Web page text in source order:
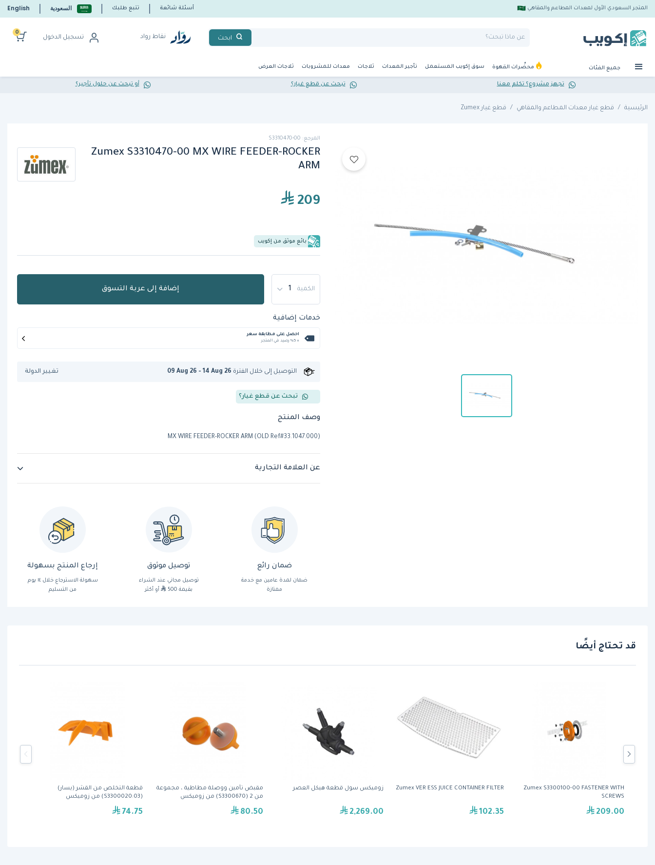
المتجر السعودي الأول لمعدات المطاعم والمقاهي أسئلة شائعة تتبع طلبك السعودية English
ابحث نقاط رواد تسجيل الدخول
0
جميع الفئات محضِّرات القهوة سوق إكويب المستعمل تأجير المعدات ثلاجات معدات للمشروبات ثلاجات العرض
تجهز مشروع؟ تكلم معنا تبحث عن قطع غيار؟ أو تبحث عن حلول تأجير؟
الرئيسية قطع غيار معدات المطاعم والمقاهي قطع غيار Zumex
المرجع: S3310470-00
Zumex S3310470-00 MX WIRE FEEDER-ROCKER
ARM
209
بائع موثق من إكويب
الكمية إضافة إلى عربة التسوق
خدمات إضافية
احصل على مطابقة سعر
+ %5 رصيد في المتجر
التوصيل إلى خلال الفترة 09 Aug 26 - 14 Aug 26 تغيير الدولة
تبحث عن قطع غيار؟
وصف المنتج
MX WIRE FEEDER-ROCKER ARM (OLD Ref#33.1047.000)
عن العلامة التجارية
ضمان رائع
ضمان لمدة عامين مع خدمة
ممتازة
توصيل موثوق
توصيل مجاني عند الشراء
بقيمة 500
أو أكثر
إرجاع المنتج بسهولة
سهولة الاسترجاع خلال ١٤ يوم
من التسليم
قد تحتاج أيضًا
قطعة التخلص من القشر (يسار)
(S3300020:03) من زوميكس
74.75
مقبض تأمين ووصلة مطاطية ، مجموعة
من 2 (S3300670) من زوميكس
80.50
زوميكس سول قطعة هيكل العصر
2,269.00
Zumex VER ESS JUICE CONTAINER FILTER
102.35
Zumex S3300100-00 FASTENER WITH
SCREWS
209.00